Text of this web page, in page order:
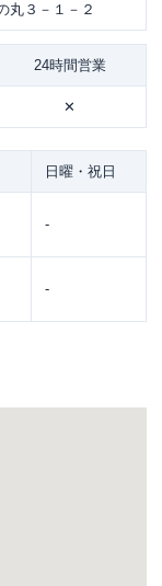
丸３－１－２
24時間営業
✕
日曜・祝日
-
-